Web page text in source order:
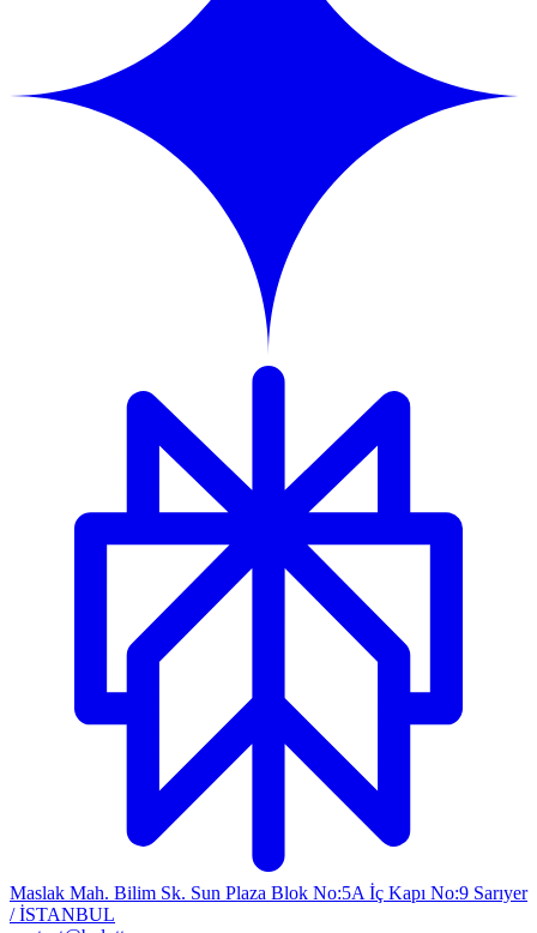
Maslak Mah. Bilim Sk. Sun Plaza Blok No:5A İç Kapı No:9 Sarıyer
/ İSTANBUL